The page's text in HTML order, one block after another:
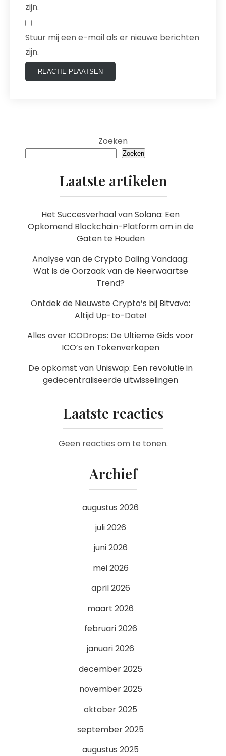
zijn.
Stuur mij een e-mail als er nieuwe berichten
zijn.
Zoeken
Zoeken
Laatste artikelen
Het Succesverhaal van Solana: Een
Opkomend Blockchain-Platform om in de
Gaten te Houden
Analyse van de Crypto Daling Vandaag:
Wat is de Oorzaak van de Neerwaartse
Trend?
Ontdek de Nieuwste Crypto’s bij Bitvavo:
Altijd Up-to-Date!
Alles over ICODrops: De Ultieme Gids voor
ICO’s en Tokenverkopen
De opkomst van Uniswap: Een revolutie in
gedecentraliseerde uitwisselingen
Laatste reacties
Geen reacties om te tonen.
Archief
augustus 2026
juli 2026
juni 2026
mei 2026
april 2026
maart 2026
februari 2026
januari 2026
december 2025
november 2025
oktober 2025
september 2025
augustus 2025